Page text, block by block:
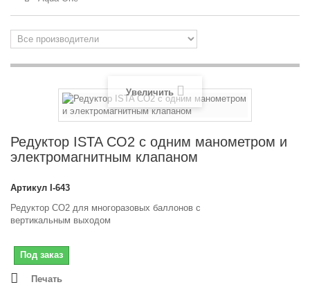
Увеличить
Редуктор ISTA СО2 с одним манометром и
электромагнитным клапаном
Артикул I-643
Редуктор CO2 для многоразовых баллонов с
вертикальным выходом
Под заказ
Печать